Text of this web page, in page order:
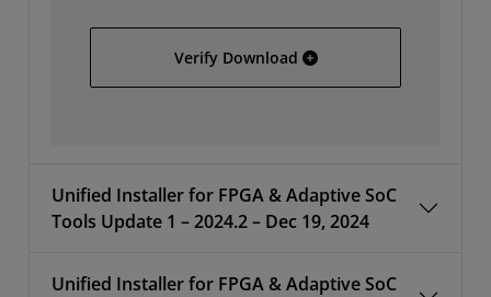
Verify Download AMD Unified Installer for
Unified Installer for FPGA & Adaptive SoC
Tools Update 1 – 2024.2 – Dec 19, 2024
Unified Installer for FPGA & Adaptive SoC